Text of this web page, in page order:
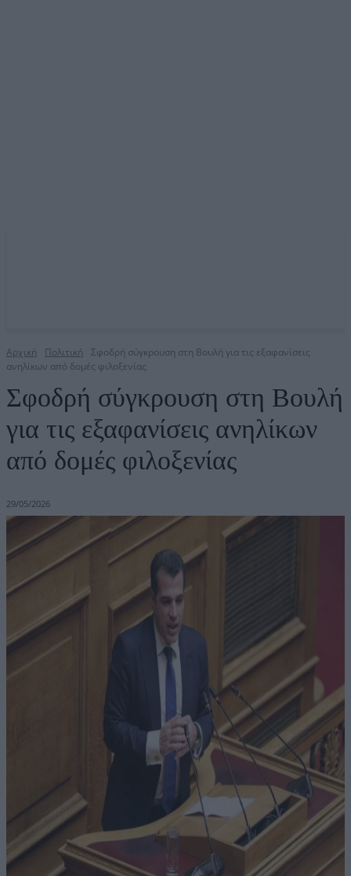
Αρχική Πολιτική
Σφοδρή σύγκρουση στη Βουλή για τις εξαφανίσεις
ανηλίκων από δομές φιλοξενίας
Σφοδρή σύγκρουση στη Βουλή
για τις εξαφανίσεις ανηλίκων
από δομές φιλοξενίας
29/05/2026